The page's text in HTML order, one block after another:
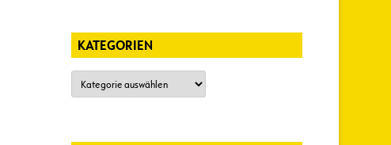
KATEGORIEN
Kategorien